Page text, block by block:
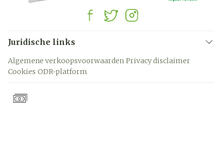
Juridische links
Algemene verkoopsvoorwaarden Privacy disclaimer
Cookies ODR-platform